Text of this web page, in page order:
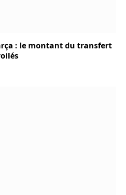
: le montant du transfert